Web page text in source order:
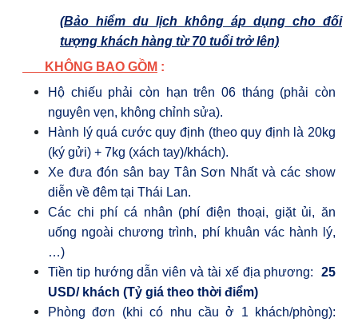
(Bảo hiểm du lịch không áp dụng cho đối
tượng khách hàng từ 70 tuổi trở lên)
KHÔNG BAO GỒM :
Hộ chiếu phải còn hạn trên 06 tháng (phải còn
nguyên vẹn, không chỉnh sửa).
Hành lý quá cước quy định (theo quy định là 20kg
(ký gửi) + 7kg (xách tay)/khách).
Xe đưa đón sân bay Tân Sơn Nhất và các show
diễn về đêm tại Thái Lan.
Các chi phí cá nhân (phí điện thoại, giặt ủi, ăn
uống ngoài chương trình, phí khuân vác hành lý,
…)
Tiền tip hướng dẫn viên và tài xế địa phương: 25
USD/ khách (Tỷ giá theo thời điểm)
Phòng đơn (khi có nhu cầu ở 1 khách/phòng):